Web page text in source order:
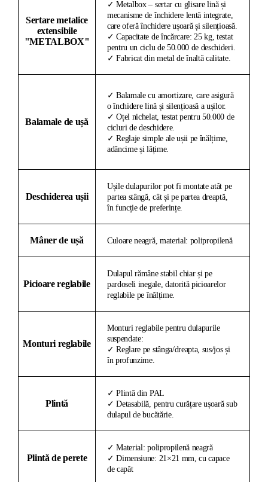
Sertare metalice
extensibile
"METALBOX"
✓ Metalbox – sertar cu glisare lină și
mecanisme de închidere lentă integrate,
care oferă închidere ușoară și silențioasă.
✓ Capacitate de încărcare: 25 kg, testat
pentru un ciclu de 50.000 de deschideri.
✓ Fabricat din metal de înaltă calitate.
Balamale de ușă
✓ Balamale cu amortizare, care asigură
o închidere lină și silențioasă a ușilor.
✓ Oțel nichelat, testat pentru 50.000 de
cicluri de deschidere.
✓ Reglaje simple ale ușii pe înălțime,
adâncime și lățime.
Deschiderea ușii
Ușile dulapurilor pot fi montate atât pe
partea stângă, cât și pe partea dreaptă,
în funcție de preferințe.
Mâner de ușă Culoare neagră, material: polipropilenă
Picioare reglabile
Dulapul rămâne stabil chiar și pe
pardoseli inegale, datorită picioarelor
reglabile pe înălțime.
Monturi reglabile
Monturi reglabile pentru dulapurile
suspendate:
✓ Reglare pe stânga/dreapta, sus/jos și
în profunzime.
Plintă
✓ Plintă din PAL
✓ Detasabilă, pentru curățare ușoară sub
dulapul de bucătărie.
Plintă de perete
✓ Material: polipropilenă neagră
✓ Dimensiune: 21×21 mm, cu capace
de capăt